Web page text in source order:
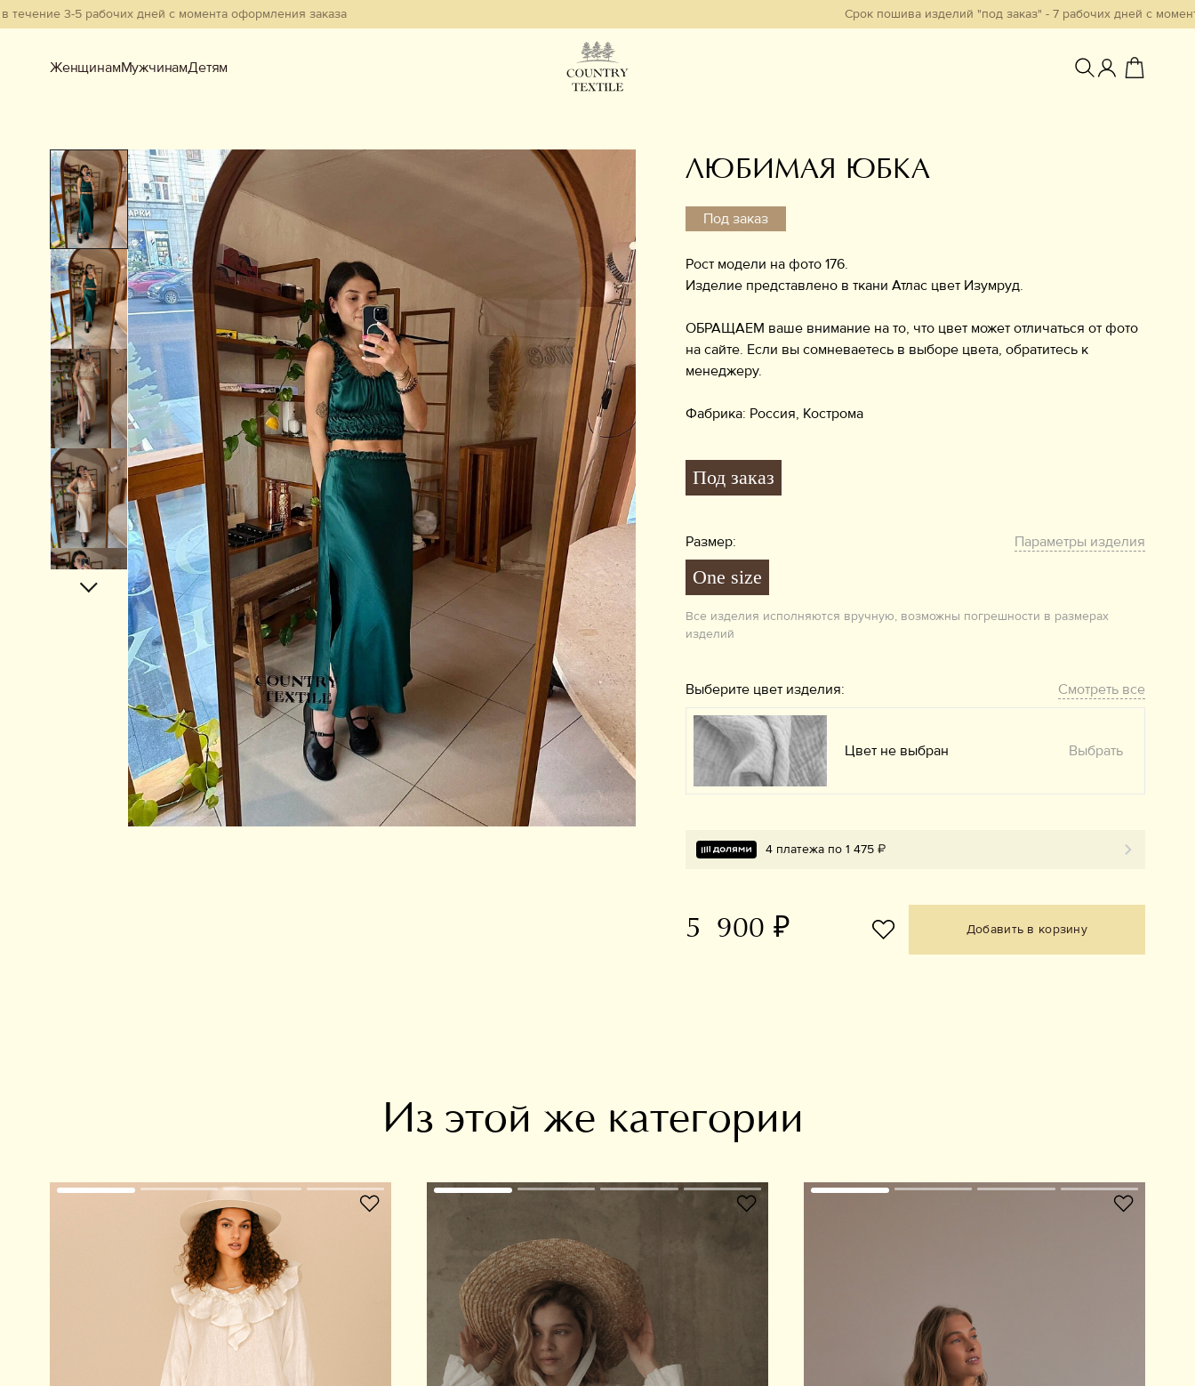
5 рабочих дней с момента оформления заказа Срок пошива изделий "под заказ" - 7 рабочих дней с момента
ЖенщинамМужчинамДетям
Смотреть всё
Новинки
В наличии
Бестселлеры
Одежда
Обувь
Аксессуары
Украшения
Дом
Подарочный сертификат
ЛЮБИМАЯ ЮБКА
Под заказ
Рост модели на фото 176.
Изделие представлено в ткани Атлас цвет Изумруд.
ОБРАЩАЕМ ваше внимание на то, что цвет может отличаться от фото
на сайте. Если вы сомневаетесь в выборе цвета, обратитесь к
менеджеру.
Фабрика: Россия, Кострома
Под заказ
Размер: Параметры изделия
One size
Все изделия исполняются вручную, возможны погрешности в размерах
изделий
Выберите цвет изделия: Смотреть все
Цвет не выбран Выбрать
4 платежа по 1 475 ₽
5 900 ₽ Добавить в корзину
Из этой же категории